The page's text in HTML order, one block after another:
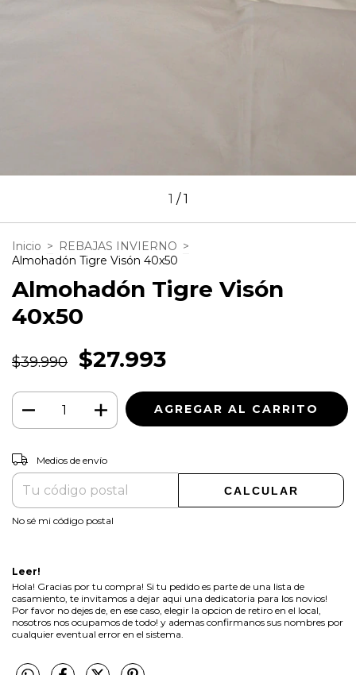
1 /1
Inicio > REBAJAS INVIERNO >
Almohadón Tigre Visón 40x50
Almohadón Tigre Visón
40x50
$39.990 $27.993
Entregas para el CP:
Medios de envío
CALCULAR
No sé mi código postal
Leer!
Hola! Gracias por tu compra! Si tu pedido es parte de una lista de
casamiento, te invitamos a dejar aqui una dedicatoria para los novios!
Por favor no dejes de, en ese caso, elegir la opcion de retiro en el local,
nosotros nos ocupamos de todo! y ademas confirmanos sus nombres por
cualquier eventual error en el sistema.